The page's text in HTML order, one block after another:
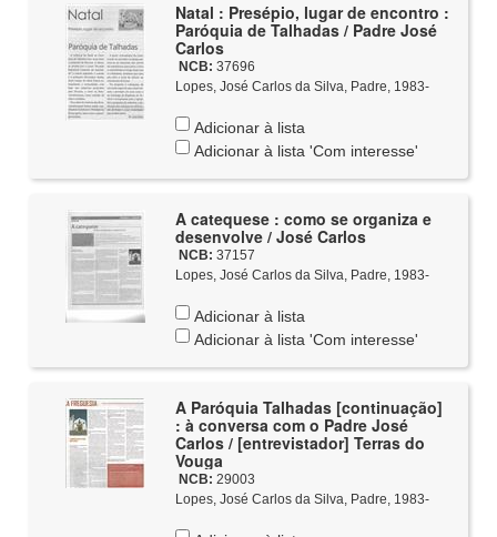
Natal : Presépio, lugar de encontro :
Paróquia de Talhadas / Padre José
Carlos
NCB: 37696
Lopes, José Carlos da Silva, Padre, 1983-
Adicionar à lista
Adicionar à lista 'Com interesse'
A catequese : como se organiza e
desenvolve / José Carlos
NCB: 37157
Lopes, José Carlos da Silva, Padre, 1983-
Adicionar à lista
Adicionar à lista 'Com interesse'
A Paróquia Talhadas [continuação]
: à conversa com o Padre José
Carlos / [entrevistador] Terras do
Vouga
NCB: 29003
Lopes, José Carlos da Silva, Padre, 1983-